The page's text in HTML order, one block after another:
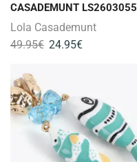
CASADEMUNT LS2603055
Lola Casademunt
49.95€ 24.95€